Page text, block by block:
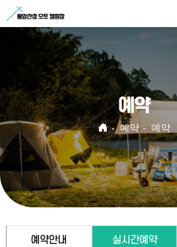
예약
예약 예약
예약안내 실시간예약